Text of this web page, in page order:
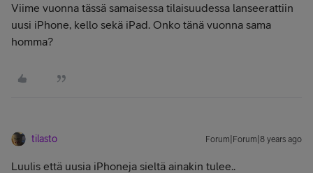
Viime vuonna tässä samaisessa tilaisuudessa lanseerattiin
uusi iPhone, kello sekä iPad. Onko tänä vuonna sama
homma?
tilasto Forum|Forum|8 years ago
Luulis että uusia iPhoneja sieltä ainakin tulee..